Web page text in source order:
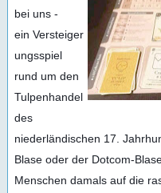
bei uns -
ein Versteiger
ungsspiel
rund um den
Tulpenhandel
des
niederländischen 17.
Blase oder der Dotcom-
Menschen damals auf die